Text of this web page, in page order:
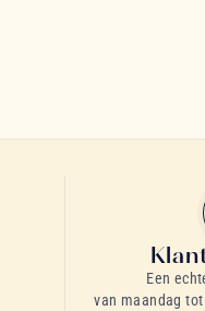
Een
van maandag